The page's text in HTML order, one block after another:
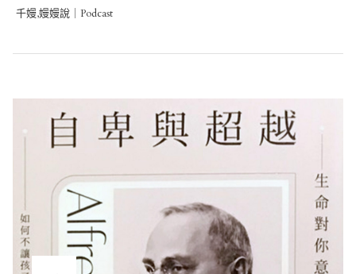
千嫚,嫚嫚說｜Podcast
navigation